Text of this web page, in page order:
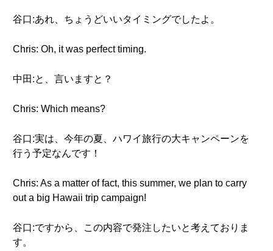
谷口:あれ、ちょうどいいタイミングでしたよ。
Chris: Oh, it was perfect timing.
中田:と、言いますと？
Chris: Which means?
谷口:実は、今年の夏、ハワイ旅行の大キャンペーンを
行う予定なんです！
Chris: As a matter of fact, this summer, we plan to carry
out a big Hawaii trip campaign!
谷口:ですから、この内容で発注したいと考えておりま
す。